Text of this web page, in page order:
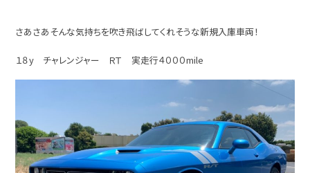
さあさあそんな気持ちを吹き飛ばしてくれそうな新規入庫車両！
１８y チャレンジャー ＲＴ 実走行４０００mile